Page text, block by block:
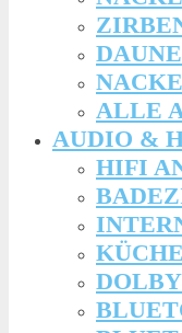
ALLE
AUDIO &
HIFI